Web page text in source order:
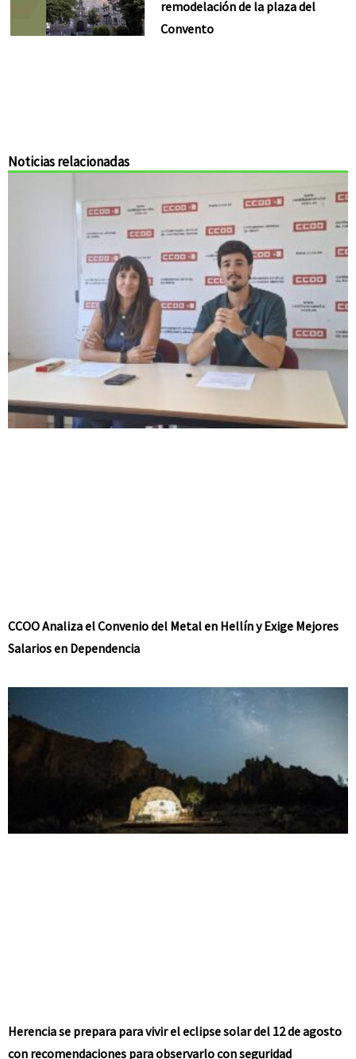
remodelación de la plaza del
Convento
Noticias relacionadas
CCOO Analiza el Convenio del Metal en Hellín y Exige Mejores
Salarios en Dependencia
Herencia se prepara para vivir el eclipse solar del 12 de agosto
con recomendaciones para observarlo con seguridad